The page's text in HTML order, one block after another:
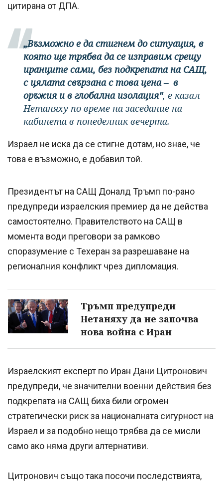
цитирана от ДПА.
„Възможно е да стигнем до ситуация, в
която ще трябва да се изправим срещу
иранците сами, без подкрепата на САЩ,
с цялата свързана с това цена – в
оръжия и в глобална изолация“, е казал
Нетаняху по време на заседание на
кабинета в понеделник вечерта.
Израел не иска да се стигне дотам, но знае, че
това е възможно, е добавил той.
Президентът на САЩ Доналд Тръмп по-рано
предупреди израелския премиер да не действа
самостоятелно. Правителството на САЩ в
момента води преговори за рамково
споразумение с Техеран за разрешаване на
регионалния конфликт чрез дипломация.
Тръмп предупреди
Нетаняху да не започва
нова война с Иран
Израелският експерт по Иран Дани Цитронович
предупреди, че значителни военни действия без
подкрепата на САЩ биха били огромен
стратегически риск за националната сигурност на
Израел и за подобно нещо трябва да се мисли
само ако няма други алтернативи.
Цитронович също така посочи последствията,